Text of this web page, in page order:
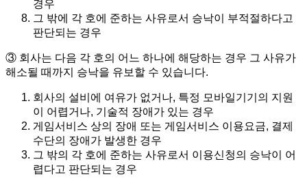
경우
그 밖에 각 호에 준하는 사유로서 승낙이 부적절하다고
판단되는 경우
③ 회사는 다음 각 호의 어느 하나에 해당하는 경우 그 사유가
해소될 때까지 승낙을 유보할 수 있습니다.
회사의 설비에 여유가 없거나, 특정 모바일기기의 지원
이 어렵거나, 기술적 장애가 있는 경우
게임서비스 상의 장애 또는 게임서비스 이용요금, 결제
수단의 장애가 발생한 경우
그 밖의 각 호에 준하는 사유로서 이용신청의 승낙이 어
렵다고 판단되는 경우